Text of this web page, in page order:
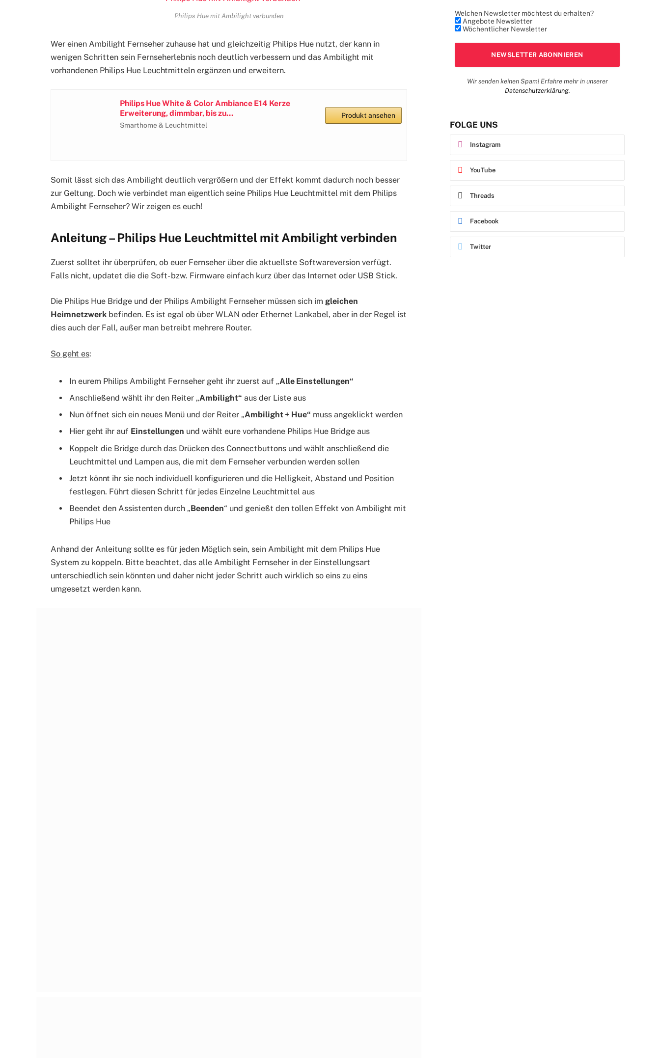
Philips Hue mit Ambilight verbunden
Wer einen Ambilight Fernseher zuhause hat und gleichzeitig Philips Hue nutzt, der kann in
wenigen Schritten sein Fernseherlebnis noch deutlich verbessern und das Ambilight mit
vorhandenen Philips Hue Leuchtmitteln ergänzen und erweitern.
Philips Hue White & Color Ambiance E14 Kerze
Erweiterung, dimmbar, bis zu...
Smarthome & Leuchtmittel
Produkt ansehen
Somit lässt sich das Ambilight deutlich vergrößern und der Effekt kommt dadurch noch besser
zur Geltung. Doch wie verbindet man eigentlich seine Philips Hue Leuchtmittel mit dem Philips
Ambilight Fernseher? Wir zeigen es euch!
Anleitung – Philips Hue Leuchtmittel mit Ambilight verbinden
Zuerst solltet ihr überprüfen, ob euer Fernseher über die aktuellste Softwareversion verfügt.
Falls nicht, updatet die die Soft- bzw. Firmware einfach kurz über das Internet oder USB Stick.
Die Philips Hue Bridge und der Philips Ambilight Fernseher müssen sich im gleichen
Heimnetzwerk befinden. Es ist egal ob über WLAN oder Ethernet Lankabel, aber in der Regel ist
dies auch der Fall, außer man betreibt mehrere Router.
So geht es:
In eurem Philips Ambilight Fernseher geht ihr zuerst auf „Alle Einstellungen“
Anschließend wählt ihr den Reiter „Ambilight“ aus der Liste aus
Nun öffnet sich ein neues Menü und der Reiter „Ambilight + Hue“ muss angeklickt werden
Hier geht ihr auf Einstellungen und wählt eure vorhandene Philips Hue Bridge aus
Koppelt die Bridge durch das Drücken des Connectbuttons und wählt anschließend die
Leuchtmittel und Lampen aus, die mit dem Fernseher verbunden werden sollen
Jetzt könnt ihr sie noch individuell konfigurieren und die Helligkeit, Abstand und Position
festlegen. Führt diesen Schritt für jedes Einzelne Leuchtmittel aus
Beendet den Assistenten durch „Beenden“ und genießt den tollen Effekt von Ambilight mit
Philips Hue
Anhand der Anleitung sollte es für jeden Möglich sein, sein Ambilight mit dem Philips Hue
System zu koppeln. Bitte beachtet, das alle Ambilight Fernseher in der Einstellungsart
unterschiedlich sein könnten und daher nicht jeder Schritt auch wirklich so eins zu eins
umgesetzt werden kann.
Welchen Newsletter möchtest du erhalten?
Angebote Newsletter
Wöchentlicher Newsletter
Wir senden keinen Spam! Erfahre mehr in unserer
Datenschutzerklärung.
FOLGE UNS
Instagram
YouTube
Threads
Facebook
Twitter